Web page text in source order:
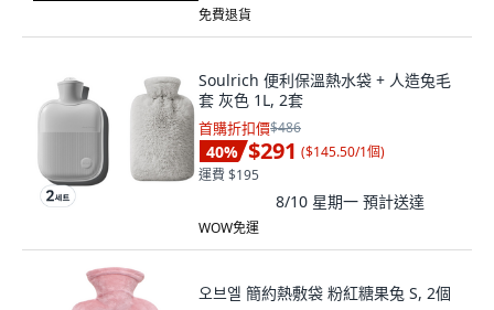
免費退貨
Soulrich 便利保溫熱水袋 + 人造兔毛
套 灰色 1L, 2套
首購折扣價$486
40% $291 ($145.50/1個)
運費 $195
8/10 星期一 預計送達
WOW免運
오브엘 簡約熱敷袋 粉紅糖果兔 S, 2個